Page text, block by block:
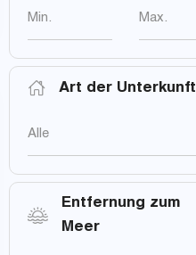
Min. Max.
Art der Unterkunft
Alle
Entfernung zum
Meer